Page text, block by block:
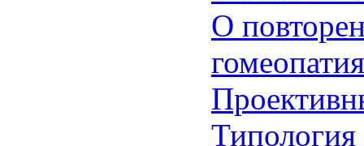
О
Типология